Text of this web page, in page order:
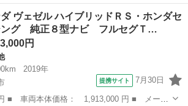
： アクティトラック ■ グレード名： Ｓ
．エアコン ■ 排気量： 660cc ■ ドア枚
クティ
ヴェゼル ハイブリッドＲＳ・ホンダセ
ング 純正８型ナビ フルセグＴ…
円
2019年
提携サイト 7月30日